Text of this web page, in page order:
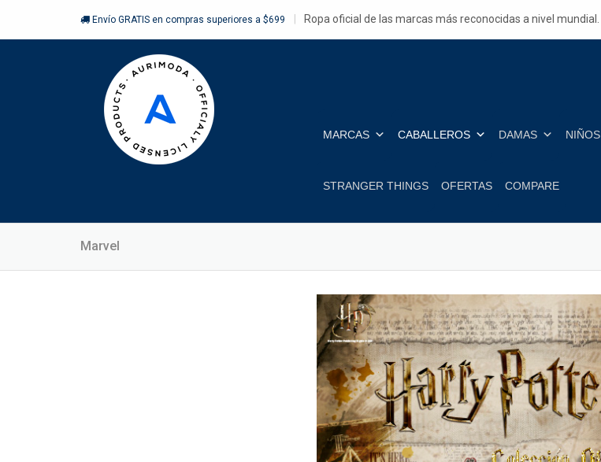
Envío GRATIS en compras superiores a $699 Ropa oficial de las marcas más reconocidas a nivel mundial.
MARCAS CABALLEROS DAMAS NIÑOS
STRANGER THINGS OFERTAS COMPARE
Marvel